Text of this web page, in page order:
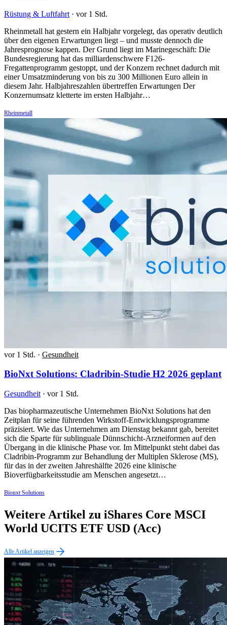
Rüstung & Luftfahrt · vor 1 Std.
Rheinmetall hat gestern ein Halbjahr vorgelegt, das operativ deutlich
über den eigenen Erwartungen liegt – und musste dennoch die
Jahresprognose kappen. Der Grund liegt im Marinegeschäft: Die
Bundesregierung hat das milliardenschwere F126-
Fregattenprogramm gestoppt, und der Konzern rechnet dadurch mit
einer Umsatzminderung von bis zu 300 Millionen Euro allein in
diesem Jahr. Halbjahreszahlen übertreffen Erwartungen Der
Konzernumsatz kletterte im ersten Halbjahr…
Rheinmetall
vor 1 Std. · Gesundheit
BioNxt Solutions: Cladribin-Studie H2 2026 geplant
Gesundheit · vor 1 Std.
Das biopharmazeutische Unternehmen BioNxt Solutions hat den
Zeitplan für seine führenden Wirkstoff-Entwicklungsprogramme
präzisiert. Wie das Unternehmen am Dienstag bekannt gab, bereitet
sich die Sparte für sublinguale Dünnschicht-Arzneiformen auf den
Übergang in die klinische Phase vor. Im Mittelpunkt steht dabei das
Cladribin-Programm zur Behandlung der Multiplen Sklerose (MS),
für das in der zweiten Jahreshälfte 2026 eine klinische
Bioverfügbarkeitsstudie am Menschen angesetzt…
Bionxt Solutions
Weitere Artikel zu iShares Core MSCI
World UCITS ETF USD (Acc)
Alle Artikel anzeigen